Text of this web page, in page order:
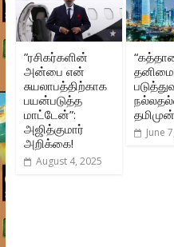
”ரசிகர்களின்
அன்பை என்
சுயலாபத்திற்காக
பயன்படுத்த
மாட்டேன்”:
அஜித்குமார்
அறிக்கை!
August 4, 2025
June